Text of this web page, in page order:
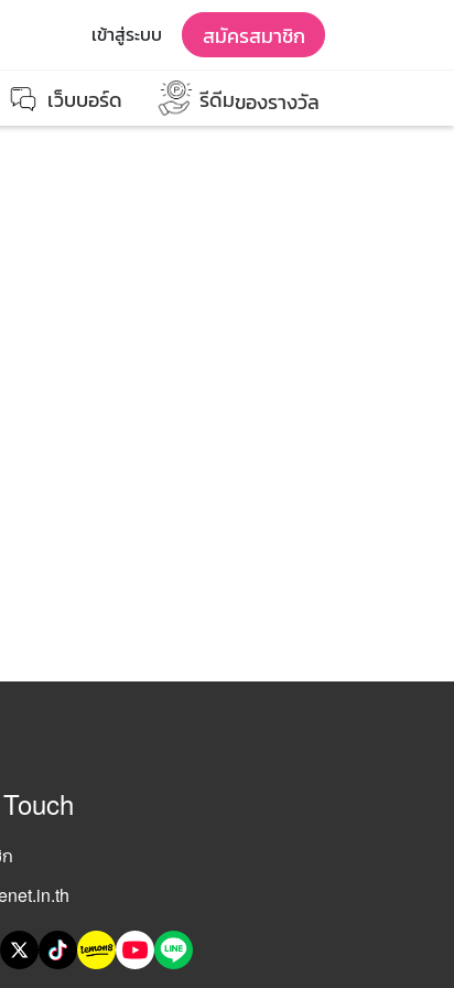
เข้าสู่ระบบ สมัครสมาชิก
เว็บบอร์ด รีดีมของรางวัล